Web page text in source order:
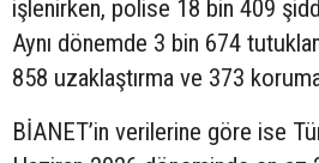
işlenirken, polise 18 bin 409
Aynı dönemde 3 bin 674
858 uzaklaştırma ve 373 koruma
BİANET’in verilerine göre ise